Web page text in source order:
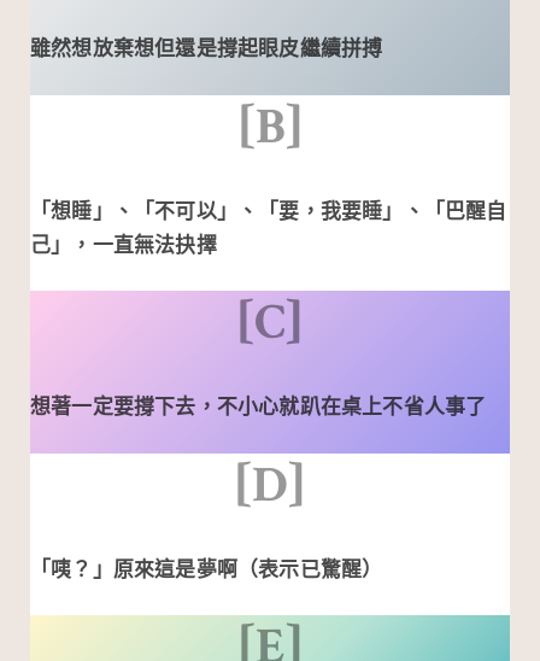
雖然想放棄想但還是撐起眼皮繼續拼搏
[B]
「想睡」、「不可以」、「要，我要睡」、「巴醒自
己」，一直無法抉擇
[C]
想著一定要撐下去，不小心就趴在桌上不省人事了
[D]
「咦？」原來這是夢啊（表示已驚醒）
[E]